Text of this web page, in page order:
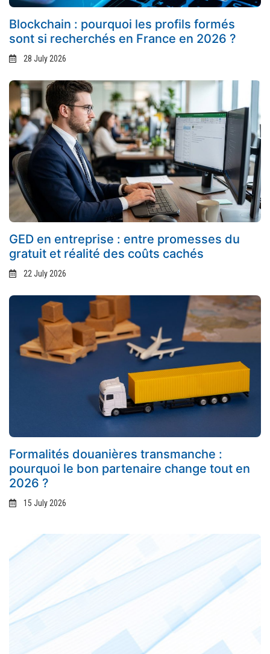
Blockchain : pourquoi les profils formés
sont si recherchés en France en 2026 ?
28 July 2026
GED en entreprise : entre promesses du
gratuit et réalité des coûts cachés
22 July 2026
Formalités douanières transmanche :
pourquoi le bon partenaire change tout en
2026 ?
15 July 2026